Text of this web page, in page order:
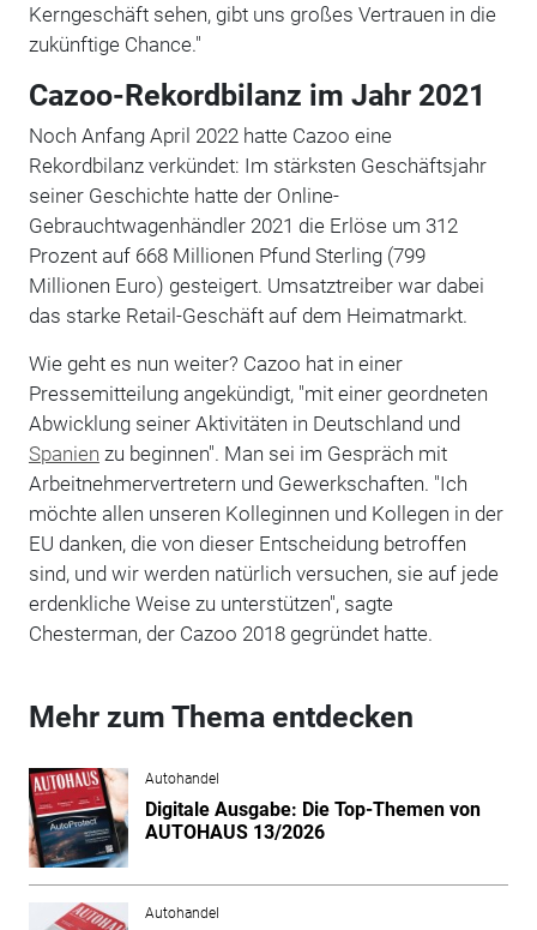
Kerngeschäft sehen, gibt uns großes Vertrauen in die
zukünftige Chance."
Cazoo-Rekordbilanz im Jahr 2021
Noch Anfang April 2022 hatte Cazoo eine
Rekordbilanz verkündet: Im stärksten Geschäftsjahr
seiner Geschichte hatte der Online-
Gebrauchtwagenhändler 2021 die Erlöse um 312
Prozent auf 668 Millionen Pfund Sterling (799
Millionen Euro) gesteigert. Umsatztreiber war dabei
das starke Retail-Geschäft auf dem Heimatmarkt.
Wie geht es nun weiter? Cazoo hat in einer
Pressemitteilung angekündigt, "mit einer geordneten
Abwicklung seiner Aktivitäten in Deutschland und
Spanien zu beginnen". Man sei im Gespräch mit
Arbeitnehmervertretern und Gewerkschaften. "Ich
möchte allen unseren Kolleginnen und Kollegen in der
EU danken, die von dieser Entscheidung betroffen
sind, und wir werden natürlich versuchen, sie auf jede
erdenkliche Weise zu unterstützen", sagte
Chesterman, der Cazoo 2018 gegründet hatte.
Mehr zum Thema entdecken
Autohandel
Digitale Ausgabe: Die Top-Themen von
AUTOHAUS 13/2026
Autohandel